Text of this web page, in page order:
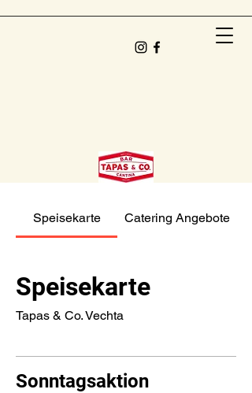
Speisekarte Catering Angebote
Speisekarte
Tapas & Co. Vechta
Sonntagsaktion